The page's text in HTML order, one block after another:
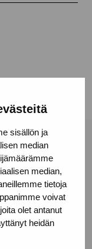
sisällön ja
median
median,
tietoja
voivat
olet antanut
heidän